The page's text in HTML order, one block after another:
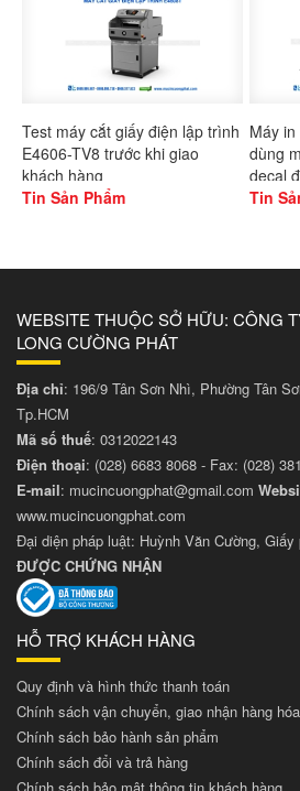
Test máy cắt giấy điện lập trình
E4606-TV8 trước khi giao
khách hàng
Tin Sản Phẩm
Máy
dùng
decal
Tin
WEBSITE THUỘC SỞ HỮU: CÔNG
LONG CƯỜNG PHÁT
Địa chỉ: 196/9 Tân Sơn Nhì, Phường Tân
Tp.HCM
Mã số thuế: 0312022143
Điện thoại: (028) 6683 8068 - Fax: (028)
E-mail: mucincuongphat@gmail.com
www.mucincuongphat.com
Đại diện pháp luật: Huỳnh Văn Cường, Giấy
ĐƯỢC CHỨNG NHẬN
HỖ TRỢ KHÁCH HÀNG
Quy định và hình thức thanh toán
Chính sách vận chuyển, giao nhận hàng hóa
Chính sách bảo hành sản phẩm
Chính sách đổi và trả hàng
Chính sách bảo mật thông tin khách hàng